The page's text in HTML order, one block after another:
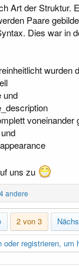
Art der Struktur.
Paare
Dies war in
wurden
und
voneinander
uns zu
andere
2 von 3
registrieren, um